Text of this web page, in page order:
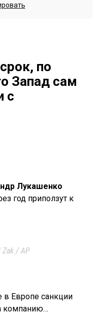
по
Запад сам
с
Лукашенко
год приползут к
Zak / AP
Европе санкции
компанию…